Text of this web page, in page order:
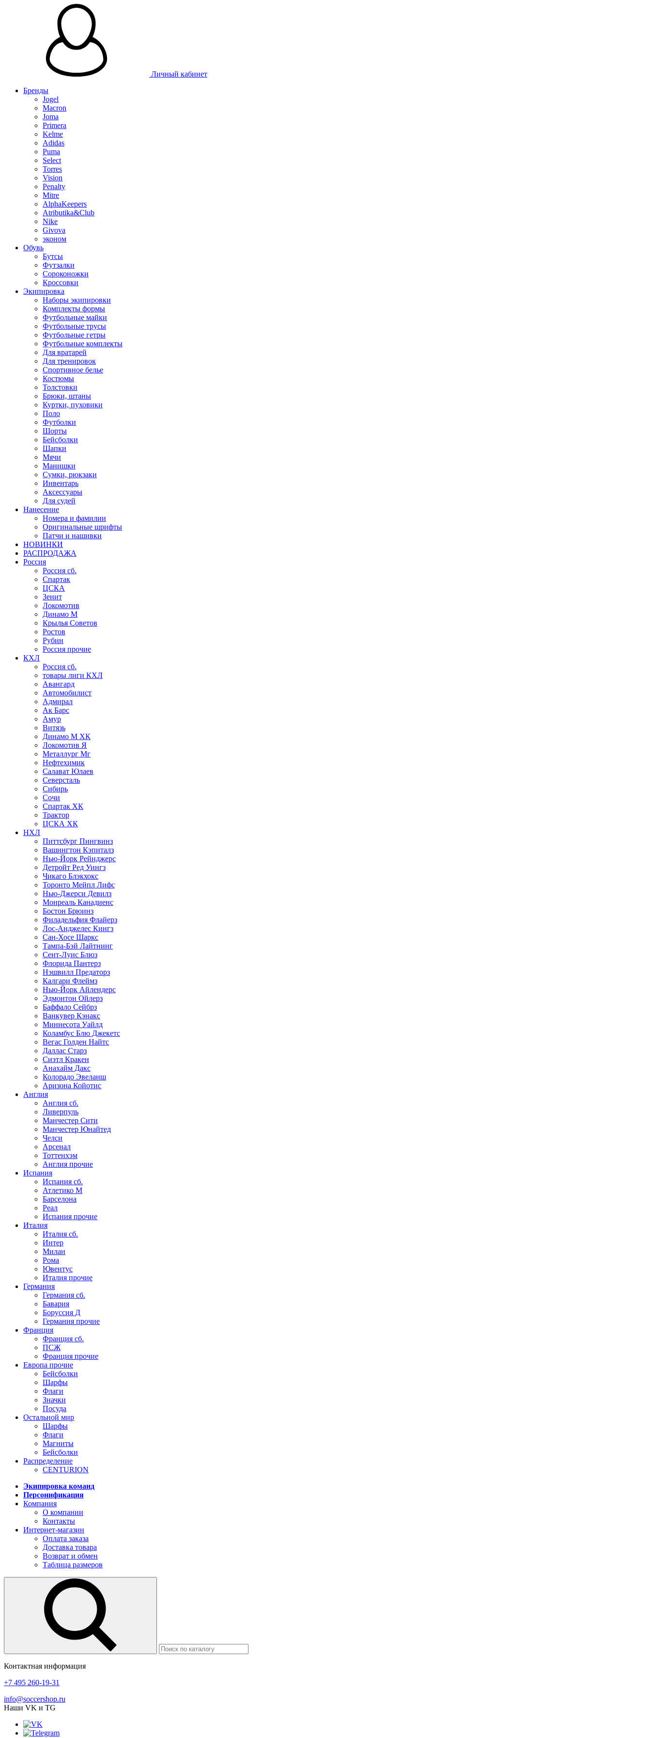
Личный кабинет
Бренды
Jogel
Macron
Joma
Primera
Kelme
Adidas
Puma
Select
Torres
Vision
Penalty
Mitre
AlphaKeepers
Atributika&Club
Nike
Givova
эконом
Обувь
Бутсы
Футзалки
Сороконожки
Кроссовки
Экипировка
Наборы экипировки
Комплекты формы
Футбольные майки
Футбольные трусы
Футбольные гетры
Футбольные комплекты
Для вратарей
Для тренировок
Спортивное белье
Костюмы
Толстовки
Брюки, штаны
Куртки, пуховики
Поло
Футболки
Шорты
Бейсболки
Шапки
Мячи
Манишки
Сумки, рюкзаки
Инвентарь
Аксессуары
Для судей
Нанесение
Номера и фамилии
Оригинальные шрифты
Патчи и нашивки
НОВИНКИ
РАСПРОДАЖА
Россия
Россия сб.
Спартак
ЦСКА
Зенит
Локомотив
Динамо М
Крылья Советов
Ростов
Рубин
Россия прочие
КХЛ
Россия сб.
товары лиги КХЛ
Авангард
Автомобилист
Адмирал
Ак Барс
Амур
Витязь
Динамо М ХК
Локомотив Я
Металлург Мг
Нефтехимик
Салават Юлаев
Северсталь
Сибирь
Сочи
Спартак ХК
Трактор
ЦСКА ХК
НХЛ
Питтсбург Пингвинз
Вашингтон Кэпиталз
Нью-Йорк Рейнджерс
Детройт Ред Уингз
Чикаго Блэкхокс
Торонто Мейпл Лифс
Нью-Джерси Девилз
Монреаль Канадиенс
Бостон Брюинз
Филадельфия Флайерз
Лос-Анджелес Кингз
Сан-Хосе Шаркс
Тампа-Бэй Лайтнинг
Сент-Луис Блюз
Флорида Пантерз
Нэшвилл Предаторз
Калгари Флеймз
Нью-Йорк Айлендерс
Эдмонтон Ойлерз
Баффало Сейбрз
Ванкувер Кэнакс
Миннесота Уайлд
Коламбус Блю Джекетс
Вегас Голден Найтс
Даллас Старз
Сиэтл Кракен
Анахайм Дакс
Колорадо Эвеланш
Аризона Койотис
Англия
Англия сб.
Ливерпуль
Манчестер Сити
Манчестер Юнайтед
Челси
Арсенал
Тоттенхэм
Англия прочие
Испания
Испания сб.
Атлетико М
Барселона
Реал
Испания прочие
Италия
Италия сб.
Интер
Милан
Рома
Ювентус
Италия прочие
Германия
Германия сб.
Бавария
Боруссия Д
Германия прочие
Франция
Франция сб.
ПСЖ
Франция прочие
Европа прочие
Бейсболки
Шарфы
Флаги
Значки
Посуда
Остальной мир
Шарфы
Флаги
Магниты
Бейсболки
Распределение
CENTURION
Экипировка команд
Персонификация
Компания
О компании
Контакты
Интернет-магазин
Оплата заказа
Доставка товара
Возврат и обмен
Таблица размеров
Контактная информация
+7 495 260-19-31
info@soccershop.ru
Наши VK и TG